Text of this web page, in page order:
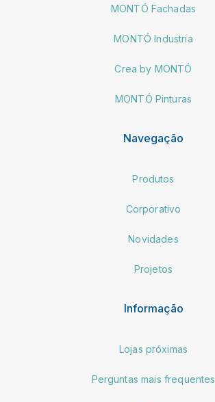
MONTÓ Fachadas
MONTÓ Industria
Crea by MONTÓ
MONTÓ Pinturas
Navegação
Produtos
Corporativo
Novidades
Projetos
Informação
Lojas próximas
Perguntas mais frequentes